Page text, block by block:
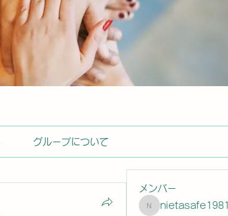
グループについて
メンバー
nietasafe1981
nietasafe1981